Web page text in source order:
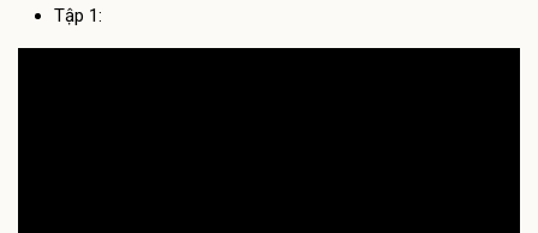
Tập 1: